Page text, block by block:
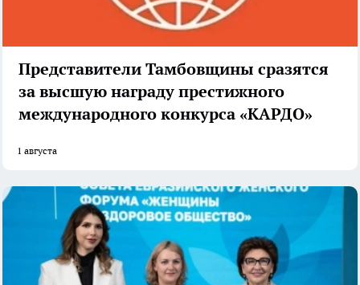
Представители Тамбовщины сразятся
за высшую награду престижного
международного конкурса «КАРДО»
1 августа